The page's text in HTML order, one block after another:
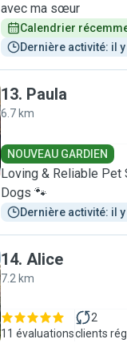
avec ma sœur
Calendrier
Dernière activité: il
13. Paula
6.7 km
NOUVEAU GARDIEN
Loving & Reliable Pet
Dogs 🐾
Dernière activité: il
14. Alice
7.2 km
11 évaluations
2
clients